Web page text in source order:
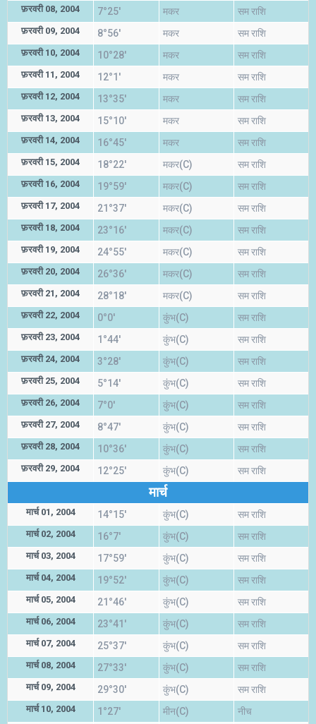
फ़रवरी 08, 2004 7°25' मकर सम राशि
फ़रवरी 09, 2004 8°56' मकर सम राशि
फ़रवरी 10, 2004 10°28' मकर सम राशि
फ़रवरी 11, 2004 12°1' मकर सम राशि
फ़रवरी 12, 2004 13°35' मकर सम राशि
फ़रवरी 13, 2004 15°10' मकर सम राशि
फ़रवरी 14, 2004 16°45' मकर सम राशि
फ़रवरी 15, 2004 18°22' मकर(C) सम राशि
फ़रवरी 16, 2004 19°59' मकर(C) सम राशि
फ़रवरी 17, 2004 21°37' मकर(C) सम राशि
फ़रवरी 18, 2004 23°16' मकर(C) सम राशि
फ़रवरी 19, 2004 24°55' मकर(C) सम राशि
फ़रवरी 20, 2004 26°36' मकर(C) सम राशि
फ़रवरी 21, 2004 28°18' मकर(C) सम राशि
फ़रवरी 22, 2004 0°0' कुंभ(C) सम राशि
फ़रवरी 23, 2004 1°44' कुंभ(C) सम राशि
फ़रवरी 24, 2004 3°28' कुंभ(C) सम राशि
फ़रवरी 25, 2004 5°14' कुंभ(C) सम राशि
फ़रवरी 26, 2004 7°0' कुंभ(C) सम राशि
फ़रवरी 27, 2004 8°47' कुंभ(C) सम राशि
फ़रवरी 28, 2004 10°36' कुंभ(C) सम राशि
फ़रवरी 29, 2004 12°25' कुंभ(C) सम राशि
मार्च
मार्च 01, 2004 14°15' कुंभ(C) सम राशि
मार्च 02, 2004 16°7' कुंभ(C) सम राशि
मार्च 03, 2004 17°59' कुंभ(C) सम राशि
मार्च 04, 2004 19°52' कुंभ(C) सम राशि
मार्च 05, 2004 21°46' कुंभ(C) सम राशि
मार्च 06, 2004 23°41' कुंभ(C) सम राशि
मार्च 07, 2004 25°37' कुंभ(C) सम राशि
मार्च 08, 2004 27°33' कुंभ(C) सम राशि
मार्च 09, 2004 29°30' कुंभ(C) सम राशि
मार्च 10, 2004 1°27' मीन(C) नीच